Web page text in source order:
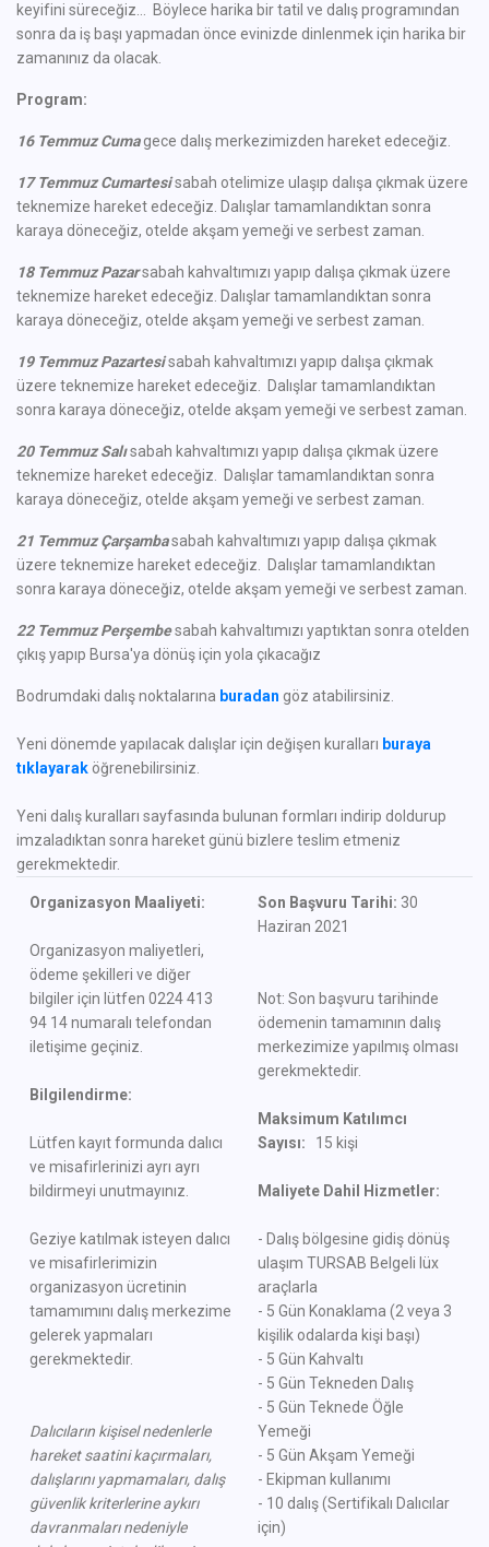
keyifini süreceğiz... Böylece harika bir tatil ve dalış programından
sonra da iş başı yapmadan önce evinizde dinlenmek için harika bir
zamanınız da olacak.
Program:
16 Temmuz Cumagece dalış merkezimizden hareket edeceğiz.
17 Temmuz Cumartesisabah otelimize ulaşıp dalışa çıkmak üzere
teknemize hareket edeceğiz. Dalışlar tamamlandıktan sonra
karaya döneceğiz, otelde akşam yemeği ve serbest zaman.
18 Temmuz Pazarsabah kahvaltımızı yapıp dalışa çıkmak üzere
teknemize hareket edeceğiz. Dalışlar tamamlandıktan sonra
karaya döneceğiz, otelde akşam yemeği ve serbest zaman.
19 Temmuz Pazartesisabah kahvaltımızı yapıp dalışa çıkmak
üzere teknemize hareket edeceğiz. Dalışlar tamamlandıktan
sonra karaya döneceğiz, otelde akşam yemeği ve serbest zaman.
20 Temmuz Salısabah kahvaltımızı yapıp dalışa çıkmak üzere
teknemize hareket edeceğiz. Dalışlar tamamlandıktan sonra
karaya döneceğiz, otelde akşam yemeği ve serbest zaman.
21 Temmuz Çarşambasabah kahvaltımızı yapıp dalışa çıkmak
üzere teknemize hareket edeceğiz. Dalışlar tamamlandıktan
sonra karaya döneceğiz, otelde akşam yemeği ve serbest zaman.
22 Temmuz Perşembesabah kahvaltımızı yaptıktan sonra otelden
çıkış yapıp Bursa'ya dönüş için yola çıkacağız
Bodrumdaki dalış noktalarına buradan göz atabilirsiniz.
Yeni dönemde yapılacak dalışlar için değişen kuralları buraya
tıklayarak öğrenebilirsiniz.
Yeni dalış kuralları sayfasında bulunan formları indirip doldurup
imzaladıktan sonra hareket günü bizlere teslim etmeniz
gerekmektedir.
Organizasyon Maaliyeti:
Organizasyon maliyetleri,
ödeme şekilleri ve diğer
bilgiler için lütfen 0224 413
94 14 numaralı telefondan
iletişime geçiniz.
Bilgilendirme:
Lütfen kayıt formunda dalıcı
ve misafirlerinizi ayrı ayrı
bildirmeyi unutmayınız.
Geziye katılmak isteyen dalıcı
ve misafirlerimizin
organizasyon ücretinin
tamamımını dalış merkezime
gelerek yapmaları
gerekmektedir.
Dalıcıların kişisel nedenlerle
hareket saatini kaçırmaları,
dalışlarını yapmamaları, dalış
güvenlik kriterlerine aykırı
davranmaları nedeniyle
Son Başvuru Tarihi: 30
Haziran 2021
Not: Son başvuru tarihinde
ödemenin tamamının dalış
merkezimize yapılmış olması
gerekmektedir.
Maksimum Katılımcı
Sayısı: 15 kişi
Maliyete Dahil Hizmetler:
- Dalış bölgesine gidiş dönüş
ulaşım TURSAB Belgeli lüx
araçlarla
- 5 Gün Konaklama (2 veya 3
kişilik odalarda kişi başı)
- 5 Gün Kahvaltı
- 5 Gün Tekneden Dalış
- 5 Gün Teknede Öğle
Yemeği
- 5 Gün Akşam Yemeği
- Ekipman kullanımı
- 10 dalış (Sertifikalı Dalıcılar
için)